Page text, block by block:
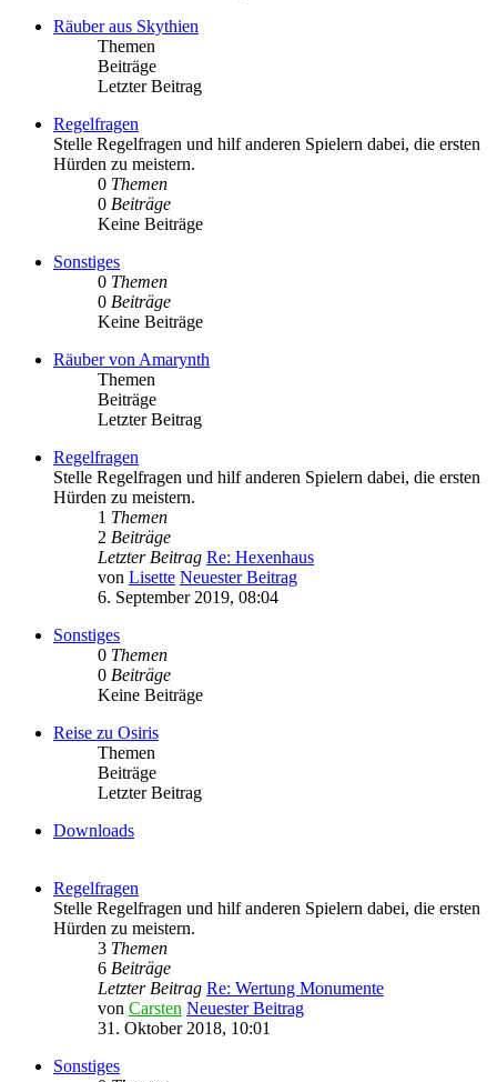
Räuber aus Skythien
Themen
Beiträge
Letzter Beitrag
Regelfragen
Stelle Regelfragen und hilf anderen Spielern dabei, die ersten
Hürden zu meistern.
0 Themen
0 Beiträge
Keine Beiträge
Sonstiges
0 Themen
0 Beiträge
Keine Beiträge
Räuber von Amarynth
Themen
Beiträge
Letzter Beitrag
Regelfragen
Stelle Regelfragen und hilf anderen Spielern dabei, die ersten
Hürden zu meistern.
1 Themen
2 Beiträge
Letzter Beitrag Re: Hexenhaus
von Lisette Neuester Beitrag
6. September 2019, 08:04
Sonstiges
0 Themen
0 Beiträge
Keine Beiträge
Reise zu Osiris
Themen
Beiträge
Letzter Beitrag
Downloads
Regelfragen
Stelle Regelfragen und hilf anderen Spielern dabei, die ersten
Hürden zu meistern.
3 Themen
6 Beiträge
Letzter Beitrag Re: Wertung Monumente
von Carsten Neuester Beitrag
31. Oktober 2018, 10:01
Sonstiges